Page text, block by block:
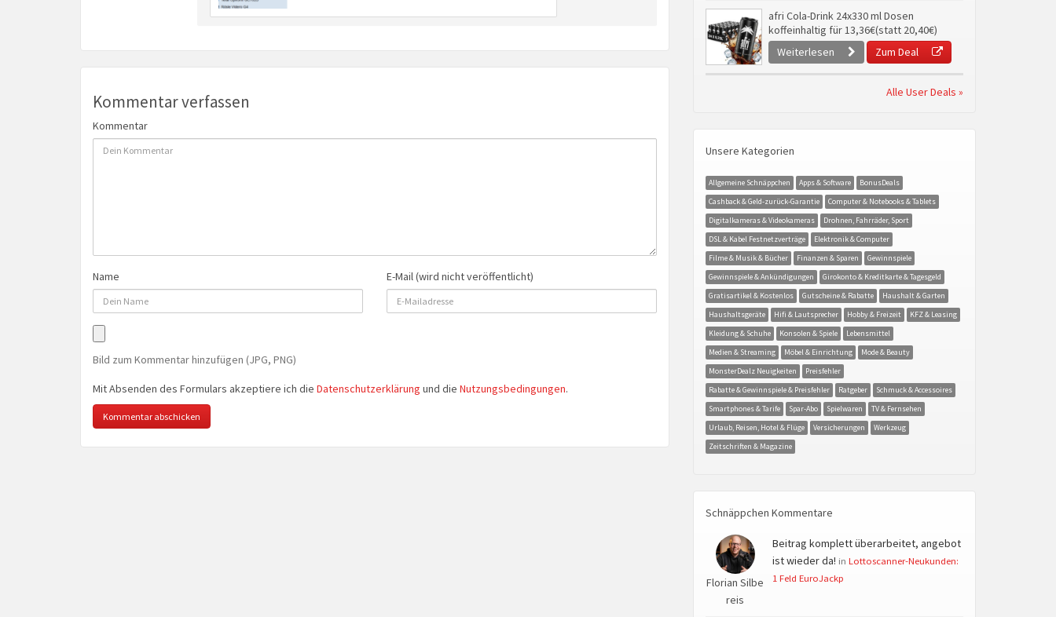
Kommentar verfassen
Kommentar
Name E-Mail (wird nicht veröffentlicht)
Bild zum Kommentar hinzufügen (JPG, PNG)
Mit Absenden des Formulars akzeptiere ich die Datenschutzerklärung und die Nutzungsbedingungen.
afri Cola-Drink 24x330 ml Dosen
koffeinhaltig für 13,36€(statt 20,40€)
Weiterlesen
Zum Deal
Alle User Deals »
Unsere Kategorien
Allgemeine Schnäppchen Apps & Software
BonusDeals
Cashback & Geld-zurück-Garantie
Computer & Notebooks & Tablets
Digitalkameras & Videokameras
Drohnen, Fahrräder, Sport
DSL & Kabel Festnetzverträge
Elektronik & Computer
Filme & Musik & Bücher
Finanzen & Sparen
Gewinnspiele
Gewinnspiele & Ankündigungen
Girokonto & Kreditkarte & Tagesgeld
Gratisartikel & Kostenlos
Gutscheine & Rabatte
Haushalt & Garten
Haushaltsgeräte
Hifi & Lautsprecher Hobby & Freizeit
KFZ & Leasing
Kleidung & Schuhe
Konsolen & Spiele
Lebensmittel
Medien & Streaming
Möbel & Einrichtung
Mode & Beauty
MonsterDealz Neuigkeiten
Preisfehler
Rabatte & Gewinnspiele & Preisfehler
Ratgeber
Schmuck & Accessoires
Smartphones & Tarife
Spar-Abo Spielwaren
TV & Fernsehen
Urlaub, Reisen, Hotel & Flüge
Versicherungen
Werkzeug
Zeitschriften & Magazine
Schnäppchen Kommentare
Florian Silbe
reis
Beitrag komplett überarbeitet, angebot
ist wieder da! in Lottoscanner-Neukunden:
1 Feld EuroJackp